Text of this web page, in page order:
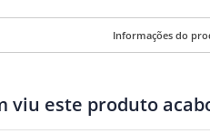
Informações do
viu este produto